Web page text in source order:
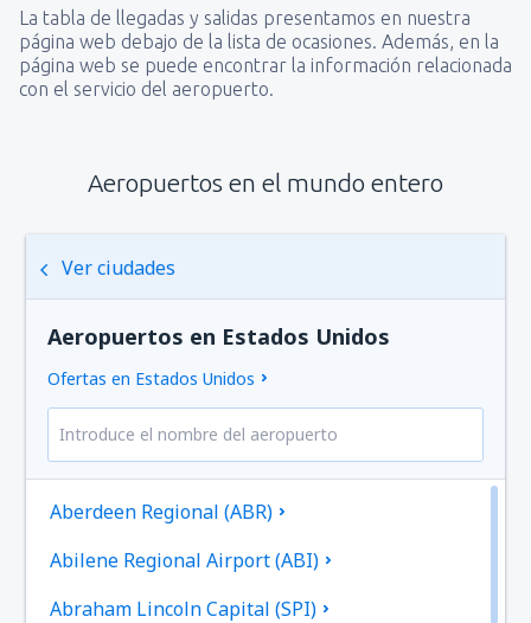
La tabla de llegadas y salidas presentamos en nuestra
página web debajo de la lista de ocasiones. Además, en la
página web se puede encontrar la información relacionada
con el servicio del aeropuerto.
Aeropuertos en el mundo entero
Ver ciudades
Aeropuertos en Estados Unidos
Ofertas en Estados Unidos
Aberdeen Regional (ABR)
Abilene Regional Airport (ABI)
Abraham Lincoln Capital (SPI)